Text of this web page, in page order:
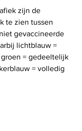
zijn de
te zien tussen
gevaccineerde
lichtblauw =
= gedeeltelijk
= volledig